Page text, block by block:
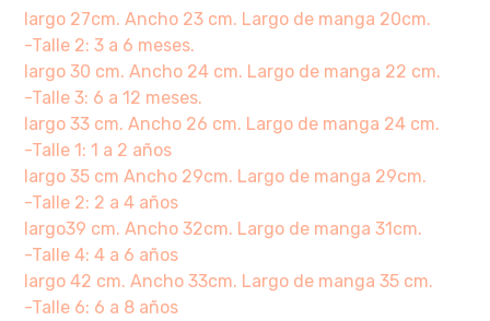
largo 27cm. Ancho 23 cm. Largo de manga 20cm.
-Talle 2: 3 a 6 meses.
largo 30 cm. Ancho 24 cm. Largo de manga 22 cm.
-Talle 3: 6 a 12 meses.
largo 33 cm. Ancho 26 cm. Largo de manga 24 cm.
-Talle 1: 1 a 2 años
largo 35 cm Ancho 29cm. Largo de manga 29cm.
-Talle 2: 2 a 4 años
largo39 cm. Ancho 32cm. Largo de manga 31cm.
-Talle 4: 4 a 6 años
largo 42 cm. Ancho 33cm. Largo de manga 35 cm.
-Talle 6: 6 a 8 años